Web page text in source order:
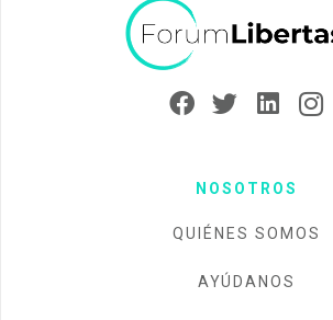
NOSOTROS
QUIÉNES SOMOS
AYÚDANOS